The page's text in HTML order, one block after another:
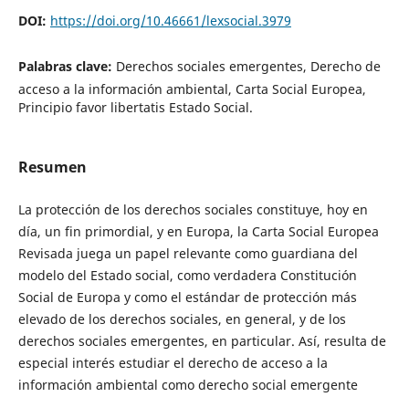
DOI: https://doi.org/10.46661/lexsocial.3979
Palabras clave: Derechos sociales emergentes, Derecho de
acceso a la información ambiental, Carta Social Europea,
Principio favor libertatis Estado Social.
Resumen
La protección de los derechos sociales constituye, hoy en
día, un fin primordial, y en Europa, la Carta Social Europea
Revisada juega un papel relevante como guardiana del
modelo del Estado social, como verdadera Constitución
Social de Europa y como el estándar de protección más
elevado de los derechos sociales, en general, y de los
derechos sociales emergentes, en particular. Así, resulta de
especial interés estudiar el derecho de acceso a la
información ambiental como derecho social emergente